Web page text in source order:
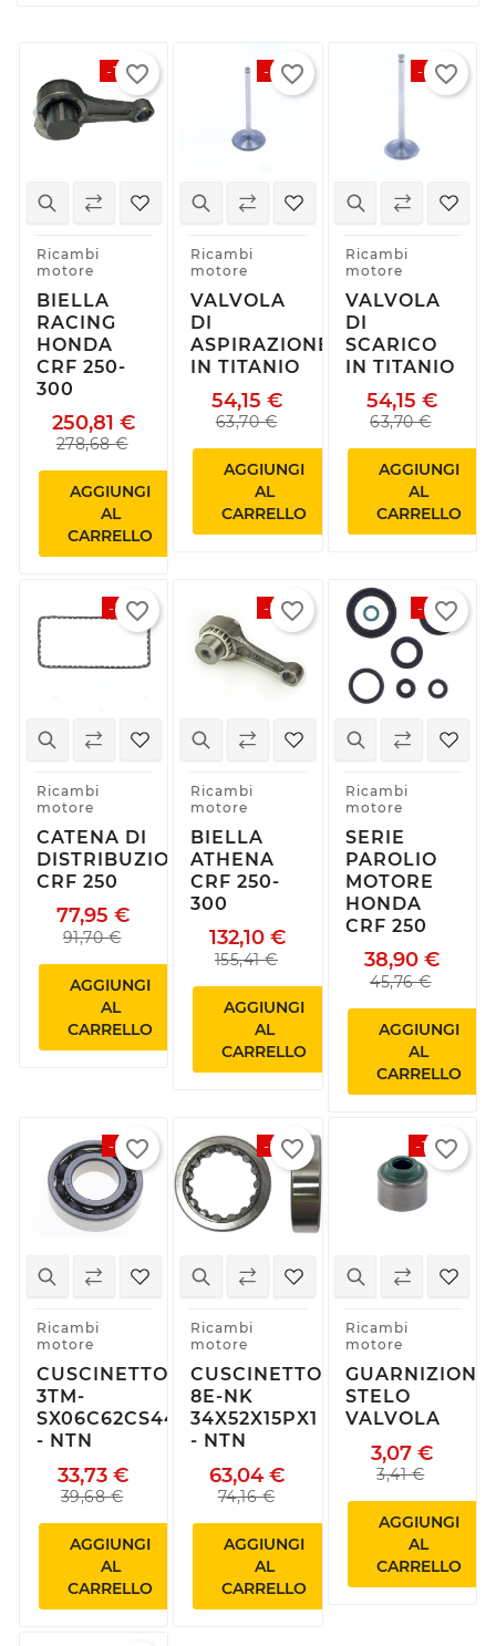
-10%
Ricambi
motore
BIELLA
RACING
HONDA
CRF 250-
300
250,81 €
278,68 €
AGGIUNGI
AL
CARRELLO
favorite_border -15%
Ricambi
motore
VALVOLA
DI
ASPIRAZIONE
IN TITANIO
54,15 €
63,70 €
AGGIUNGI
AL
CARRELLO
favorite_border -15%
Ricambi
motore
VALVOLA
DI
SCARICO
IN TITANIO
54,15 €
63,70 €
AGGIUNGI
AL
CARRELLO
favorite_border
-15%
Ricambi
motore
CATENA DI
DISTRIBUZIONE
CRF 250
77,95 €
91,70 €
AGGIUNGI
AL
CARRELLO
favorite_border -15%
Ricambi
motore
BIELLA
ATHENA
CRF 250-
300
132,10 €
155,41 €
AGGIUNGI
AL
CARRELLO
favorite_border -15%
Ricambi
motore
SERIE
PAROLIO
MOTORE
HONDA
CRF 250
38,90 €
45,76 €
AGGIUNGI
AL
CARRELLO
favorite_border
-15%
Ricambi
motore
CUSCINETTO
3TM-
SX06C62CS44V1
- NTN
33,73 €
39,68 €
AGGIUNGI
AL
CARRELLO
favorite_border -15%
Ricambi
motore
CUSCINETTO
8E-NK
34X52X15PX1
- NTN
63,04 €
74,16 €
AGGIUNGI
AL
CARRELLO
favorite_border -10%
Ricambi
motore
GUARNIZIONE
STELO
VALVOLA
3,07 €
3,41 €
AGGIUNGI
AL
CARRELLO
favorite_border